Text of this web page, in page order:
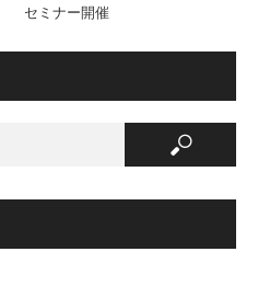
セミナー開催